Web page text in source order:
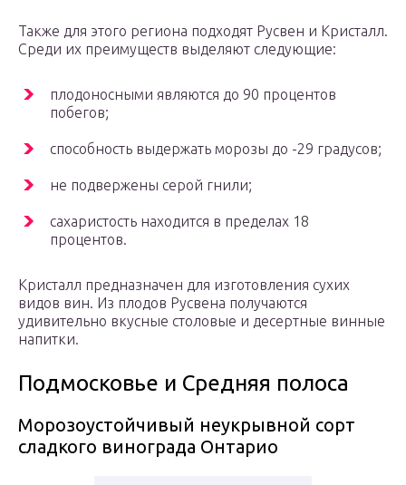
Также для этого региона подходят Русвен и Кристалл.
Среди их преимуществ выделяют следующие:
плодоносными являются до 90 процентов
побегов;
способность выдержать морозы до -29 градусов;
не подвержены серой гнили;
сахаристость находится в пределах 18
процентов.
Кристалл предназначен для изготовления сухих
видов вин. Из плодов Русвена получаются
удивительно вкусные столовые и десертные винные
напитки.
Подмосковье и Средняя полоса
Морозоустойчивый неукрывной сорт
сладкого винограда Онтарио